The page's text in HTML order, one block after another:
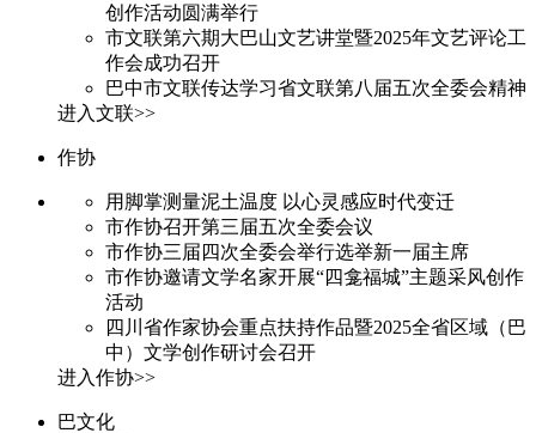
创作活动圆满举行
市文联第六期大巴山文艺讲堂暨2025年文艺评论工
作会成功召开
巴中市文联传达学习省文联第八届五次全委会精神
进入文联>>
作协
用脚掌测量泥土温度 以心灵感应时代变迁
市作协召开第三届五次全委会议
市作协三届四次全委会举行选举新一届主席
市作协邀请文学名家开展“四龛福城”主题采风创作
活动
四川省作家协会重点扶持作品暨2025全省区域（巴
中）文学创作研讨会召开
进入作协>>
巴文化